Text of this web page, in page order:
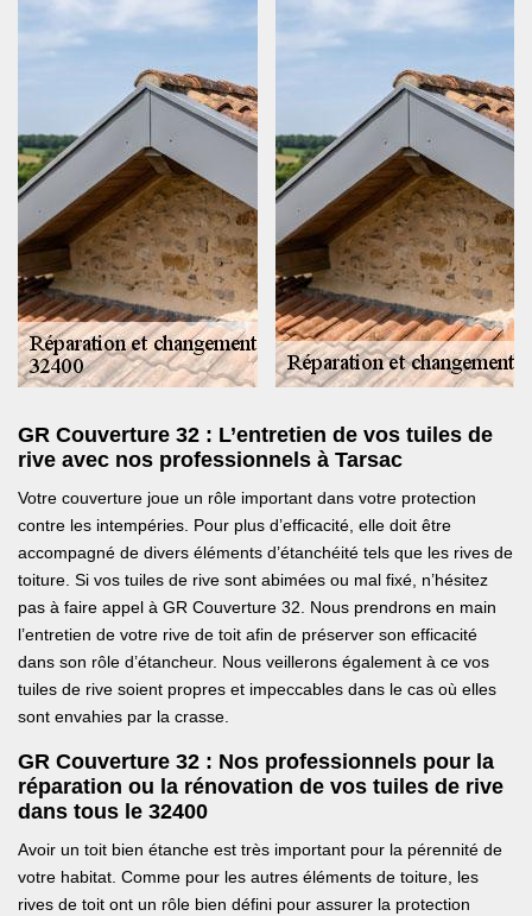
GR Couverture 32 : L’entretien de vos tuiles de
rive avec nos professionnels à Tarsac
Votre couverture joue un rôle important dans votre protection
contre les intempéries. Pour plus d’efficacité, elle doit être
accompagné de divers éléments d’étanchéité tels que les rives de
toiture. Si vos tuiles de rive sont abimées ou mal fixé, n’hésitez
pas à faire appel à GR Couverture 32. Nous prendrons en main
l’entretien de votre rive de toit afin de préserver son efficacité
dans son rôle d’étancheur. Nous veillerons également à ce vos
tuiles de rive soient propres et impeccables dans le cas où elles
sont envahies par la crasse.
GR Couverture 32 : Nos professionnels pour la
réparation ou la rénovation de vos tuiles de rive
dans tous le 32400
Avoir un toit bien étanche est très important pour la pérennité de
votre habitat. Comme pour les autres éléments de toiture, les
rives de toit ont un rôle bien défini pour assurer la protection